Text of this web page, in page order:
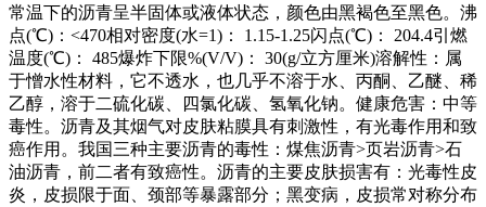
常温下的沥青呈半固体或液体状态，颜色由黑褐色至黑色。沸
点(℃)：<470相对密度(水=1)： 1.15-1.25闪点(℃)： 204.4引燃
温度(℃)： 485爆炸下限%(V/V)： 30(g/立方厘米)溶解性：属
于憎水性材料，它不透水，也几乎不溶于水、丙酮、乙醚、稀
乙醇，溶于二硫化碳、四氯化碳、氢氧化钠。健康危害：中等
毒性。沥青及其烟气对皮肤粘膜具有刺激性，有光毒作用和致
癌作用。我国三种主要沥青的毒性：煤焦沥青>页岩沥青>石
油沥青，前二者有致癌性。沥青的主要皮肤损害有：光毒性皮
炎，皮损限于面、颈部等暴露部分；黑变病，皮损常对称分布